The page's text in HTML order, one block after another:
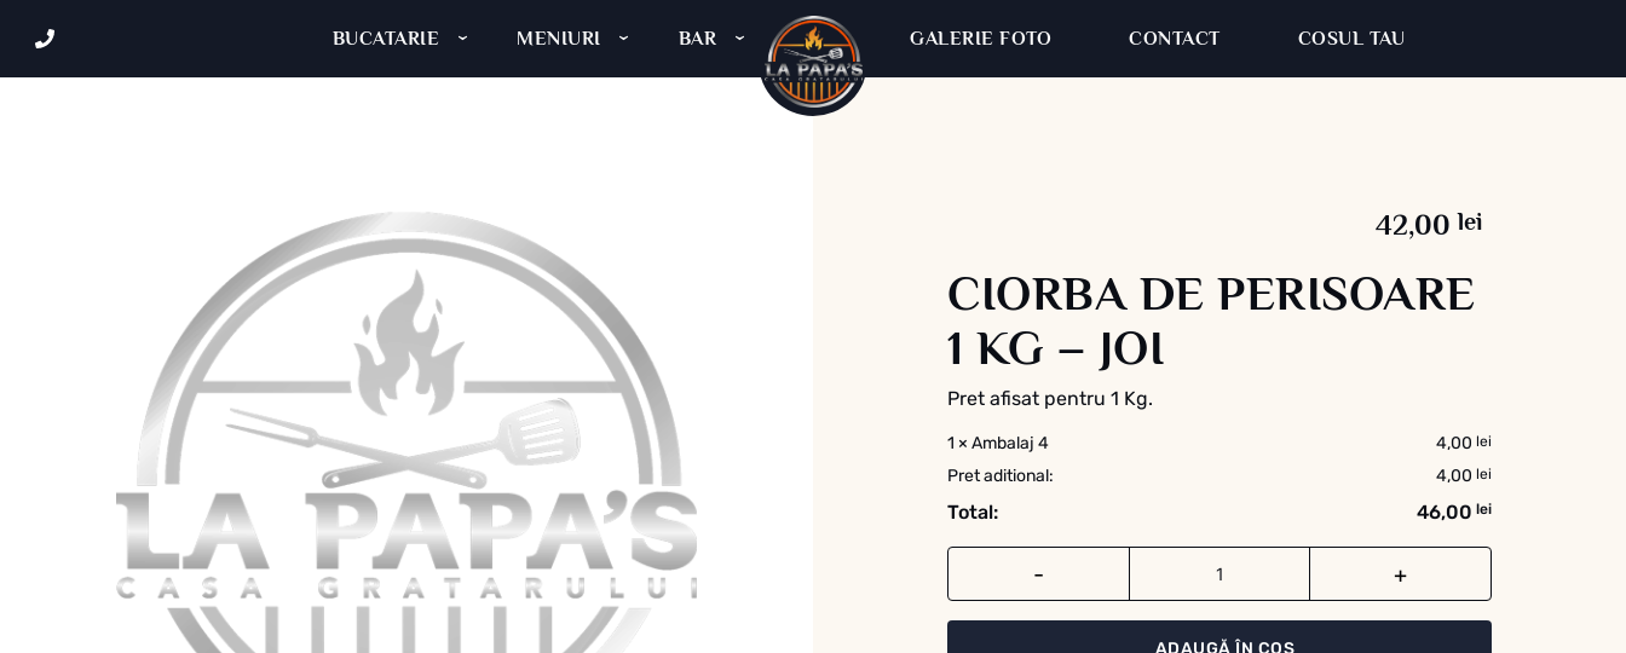
BUCATARIE MENIURI BAR
La Papa&#039;s
GALERIE FOTO CONTACT COSUL TAU
CIORBA DE PERISOARE
1 KG – JOI
42,00lei
Pret afisat pentru 1 Kg.
1 × Ambalaj 4 4,00 lei
Pret aditional: 4,00 lei
Total: 46,00 lei
ADAUGĂ ÎN COȘ